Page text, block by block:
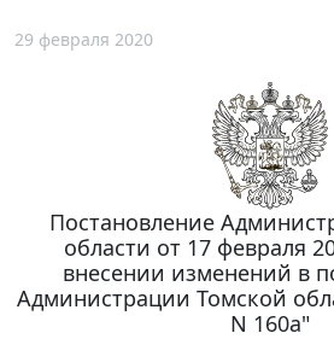
29 февраля 2020
Постановление
области от 17 февраля
внесении изменений в
Администрации Томской
N 160а"